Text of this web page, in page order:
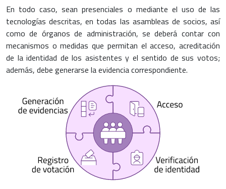
En todo caso, sean presenciales o mediante el uso de las
tecnologías descritas, en todas las asambleas de socios, así
como de órganos de administración, se deberá contar con
mecanismos o medidas que permitan el acceso, acreditación
de la identidad de los asistentes y el sentido de sus votos;
además, debe generarse la evidencia correspondiente.